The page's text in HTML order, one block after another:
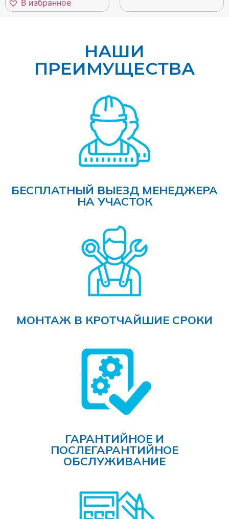
В избранное
НАШИ
ПРЕИМУЩЕСТВА
БЕСПЛАТНЫЙ ВЫЕЗД МЕНЕДЖЕРА
НА УЧАСТОК
МОНТАЖ В КРОТЧАЙШИЕ СРОКИ
ГАРАНТИЙНОЕ И
ПОСЛЕГАРАНТИЙНОЕ
ОБСЛУЖИВАНИЕ